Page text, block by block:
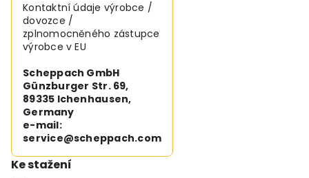
Kontaktní údaje výrobce /
dovozce /
zplnomocněného zástupce
výrobce v EU
Scheppach GmbH
Günzburger Str. 69,
89335 Ichenhausen,
Germany
e-mail:
service@scheppach.com
Ke stažení